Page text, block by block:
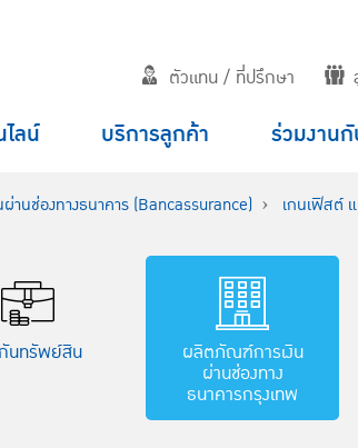
ตัวแทน / ที่ปรึกษา
ลน์ บริการลูกค้า ร่วมงานกั
านช่องทางธนาคาร (Bancassurance) เกนเฟิสต์
นทรัพย์สิน ผลิตภัณฑ์การเงิน
ผ่านช่องทาง
ธนาคารกรุงเทพ